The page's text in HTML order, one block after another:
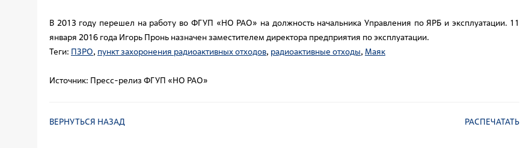
В 2013 году перешел на работу во ФГУП «НО РАО» на должность начальника Управления по ЯРБ и эксплуатации. 11
января 2016 года Игорь Пронь назначен заместителем директора предприятия по эксплуатации.
Теги: ПЗРО, пункт захоронения радиоактивных отходов, радиоактивные отходы, Маяк
Источник: Пресс-релиз ФГУП «НО РАО»
ВЕРНУТЬСЯ НАЗАД РАСПЕЧАТАТЬ